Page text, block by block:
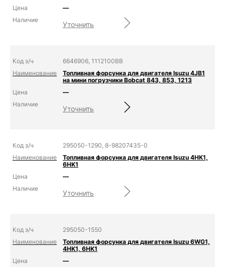
—
Уточнить
6646906, 1112100BB
Топливная форсунка для двигателя Isuzu 4JB1
на мини погрузчики Bobcat 843, 853, 1213
—
Уточнить
295050-1290, 8-98207435-0
Топливная форсунка для двигателя Isuzu 4HK1,
6HK1
—
Уточнить
295050-1550
Топливная форсунка для двигателя Isuzu 6WG1,
4HK1, 6HK1
—